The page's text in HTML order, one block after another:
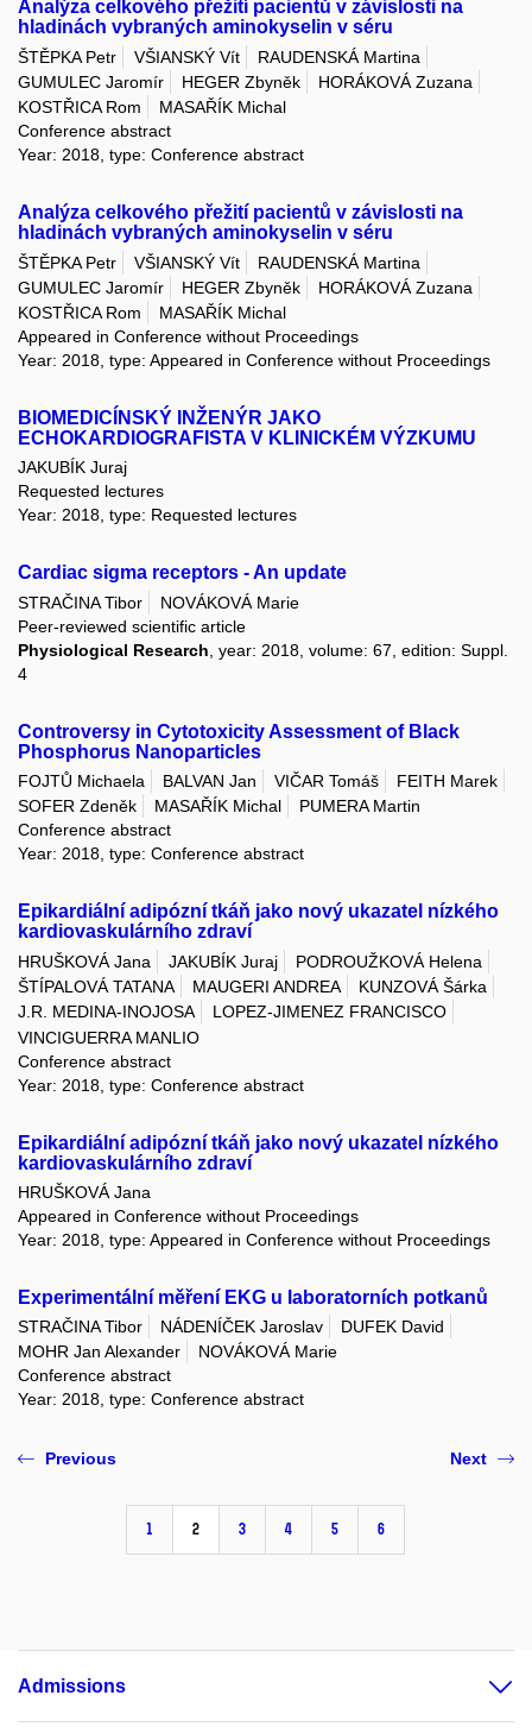
Analýza celkového přežití pacientů v závislosti na
hladinách vybraných aminokyselin v séru
ŠTĚPKA Petr VŠIANSKÝ Vít
RAUDENSKÁ Martina
GUMULEC Jaromír
HEGER Zbyněk
HORÁKOVÁ Zuzana
KOSTŘICA Rom
MASAŘÍK Michal
Conference abstract
Year: 2018, type: Conference abstract
Analýza celkového přežití pacientů v závislosti na
hladinách vybraných aminokyselin v séru
ŠTĚPKA Petr VŠIANSKÝ Vít
RAUDENSKÁ Martina
GUMULEC Jaromír
HEGER Zbyněk
HORÁKOVÁ Zuzana
KOSTŘICA Rom
MASAŘÍK Michal
Appeared in Conference without Proceedings
Year: 2018, type: Appeared in Conference without Proceedings
BIOMEDICÍNSKÝ INŽENÝR JAKO
ECHOKARDIOGRAFISTA V KLINICKÉM VÝZKUMU
JAKUBÍK Juraj
Requested lectures
Year: 2018, type: Requested lectures
Cardiac sigma receptors - An update
STRAČINA Tibor
NOVÁKOVÁ Marie
Peer-reviewed scientific article
Physiological Research , year: 2018, volume: 67, edition: Suppl.
4
Controversy in Cytotoxicity Assessment of Black
Phosphorus Nanoparticles
FOJTŮ Michaela BALVAN Jan VIČAR Tomáš
FEITH Marek
SOFER Zdeněk
MASAŘÍK Michal
PUMERA Martin
Conference abstract
Year: 2018, type: Conference abstract
Epikardiální adipózní tkáň jako nový ukazatel nízkého
kardiovaskulárního zdraví
HRUŠKOVÁ Jana JAKUBÍK Juraj
PODROUŽKOVÁ Helena
ŠTÍPALOVÁ TATANA
MAUGERI ANDREA
KUNZOVÁ Šárka
J.R. MEDINA-INOJOSA
LOPEZ-JIMENEZ FRANCISCO
VINCIGUERRA MANLIO
Conference abstract
Year: 2018, type: Conference abstract
Epikardiální adipózní tkáň jako nový ukazatel nízkého
kardiovaskulárního zdraví
HRUŠKOVÁ Jana
Appeared in Conference without Proceedings
Year: 2018, type: Appeared in Conference without Proceedings
Experimentální měření EKG u laboratorních potkanů
STRAČINA Tibor NÁDENÍČEK Jaroslav
DUFEK David
MOHR Jan Alexander
NOVÁKOVÁ Marie
Conference abstract
Year: 2018, type: Conference abstract
Previous
1 2 3 4 5 6
Next
Admissions